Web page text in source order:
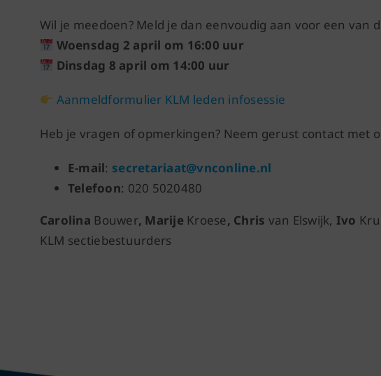
Wil je meedoen? Meld je dan eenvoudig aan voor een van
Woensdag 2 april om 16:00 uur
Dinsdag 8 april om 14:00 uur
Aanmeldformulier KLM leden infosessie
Heb je vragen of opmerkingen? Neem gerust contact met
E-mail: secretariaat@vnconline.nl
Telefoon: 020 5020480
Carolina Bouwer, Marije Kroese, Chris van Elswijk, Ivo
KLM sectiebestuurders